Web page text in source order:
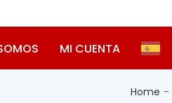
MI CUENTA
Home